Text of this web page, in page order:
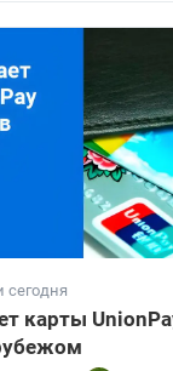
сегодня
карты